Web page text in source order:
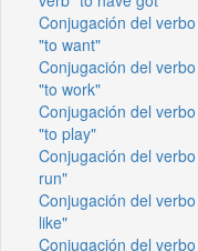
Conjugación del
"to want"
Conjugación del
"to work"
Conjugación del
"to play"
Conjugación del
run"
Conjugación del
like"
Conjugación del